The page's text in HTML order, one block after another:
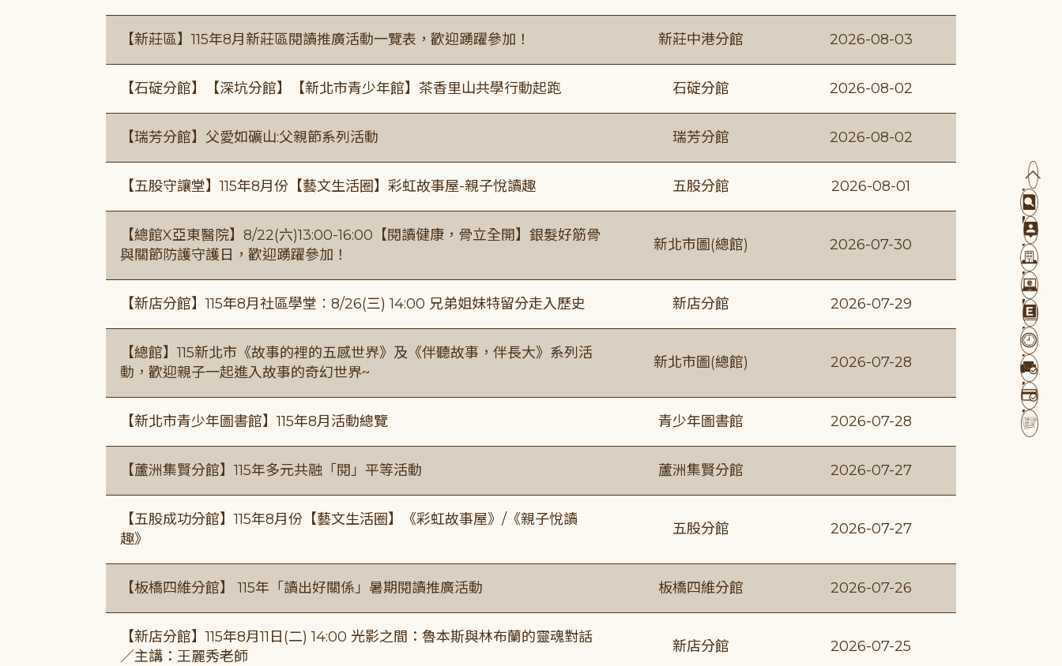
【新莊區】115年8月新莊區閱讀推廣活動一覽表，歡迎踴躍參加！ 新莊中港分館 2026-08-03
【石碇分館】【深坑分館】【新北市青少年館】茶香里山共學行動起跑 石碇分館 2026-08-02
【瑞芳分館】父愛如礦山:父親節系列活動 瑞芳分館 2026-08-02
【五股守讓堂】115年8月份【藝文生活圈】彩虹故事屋-親子悅讀趣 五股分館 2026-08-01
【總館X亞東醫院】8/22(六)13:00-16:00【閱讀健康，骨立全開】銀髮好筋骨
與關節防護守護日，歡迎踴躍參加！
新北市圖(總館) 2026-07-30
【新店分館】115年8月社區學堂︰8/26(三) 14:00 兄弟姐妹特留分走入歷史 新店分館 2026-07-29
【總館】115新北市《故事的裡的五感世界》及《伴聽故事，伴長大》系列活
動，歡迎親子一起進入故事的奇幻世界~
新北市圖(總館) 2026-07-28
【新北市青少年圖書館】115年8月活動總覽 青少年圖書館 2026-07-28
【蘆洲集賢分館】115年多元共融「閱」平等活動 蘆洲集賢分館 2026-07-27
【五股成功分館】115年8月份【藝文生活圈】《彩虹故事屋》/《親子悅讀
趣》
五股分館 2026-07-27
【板橋四維分館】 115年「讀出好關係」暑期閱讀推廣活動 板橋四維分館 2026-07-26
【新店分館】115年8月11日(二) 14:00 光影之間：魯本斯與林布蘭的靈魂對話
／主講：王麗秀老師
新店分館 2026-07-25